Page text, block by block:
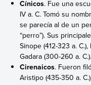
Cínicos. Fue una
IV a. C. Tomó su
se parecía al de un
“perro”). Sus
Sinope (412-323 a.
Gadara (300-260 a. C.).
Cirenaicos. Fueron
Aristipo (435-350 a.